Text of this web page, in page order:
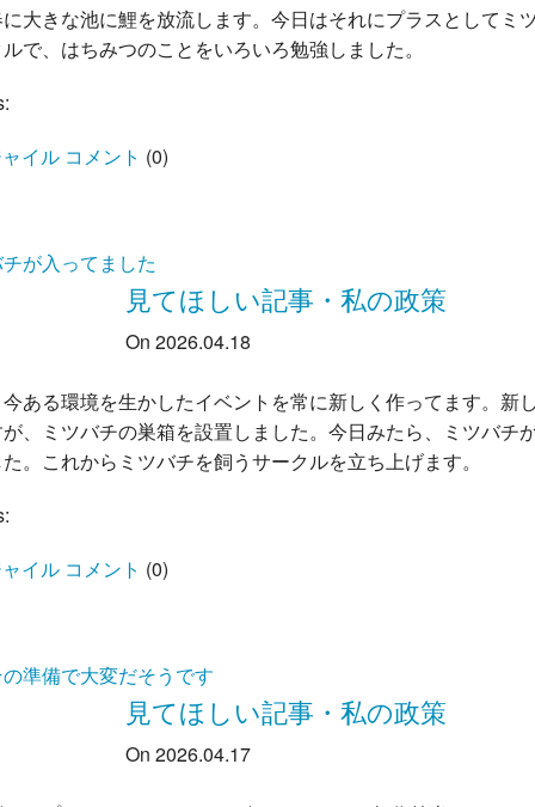
大きな池に鯉を放流します。今日はそれにプラスとしてミ
で、はちみつのことをいろいろ勉強しました。
イル コメント (0)
が入ってました
見てほしい記事・私の政策
On 2026.04.18
ある環境を生かしたイベントを常に新しく作ってます。新
、ミツバチの巣箱を設置しました。今日みたら、ミツバチ
。これからミツバチを飼うサークルを立ち上げます。
イル コメント (0)
準備で大変だそうです
見てほしい記事・私の政策
On 2026.04.17